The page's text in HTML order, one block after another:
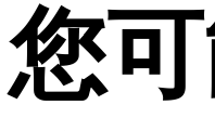
您